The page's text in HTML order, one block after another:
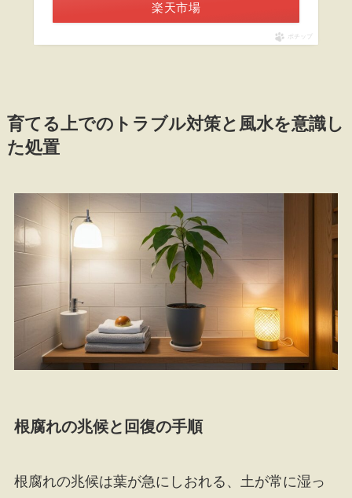
楽天市場
ポチップ
育てる上でのトラブル対策と風水を意識し
た処置
根腐れの兆候と回復の手順
根腐れの兆候は葉が急にしおれる、土が常に湿っ